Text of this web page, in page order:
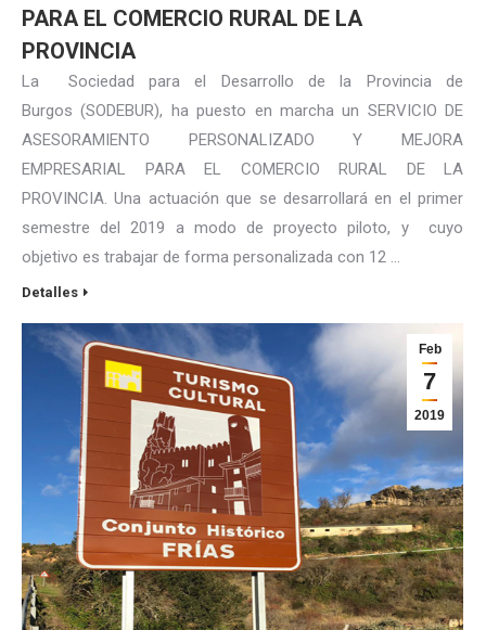
PARA EL COMERCIO RURAL DE LA
PROVINCIA
La Sociedad para el Desarrollo de la Provincia de
Burgos (SODEBUR), ha puesto en marcha un SERVICIO DE
ASESORAMIENTO PERSONALIZADO Y MEJORA
EMPRESARIAL PARA EL COMERCIO RURAL DE LA
PROVINCIA. Una actuación que se desarrollará en el primer
semestre del 2019 a modo de proyecto piloto, y cuyo
objetivo es trabajar de forma personalizada con 12 …
Detalles
Feb
7
2019